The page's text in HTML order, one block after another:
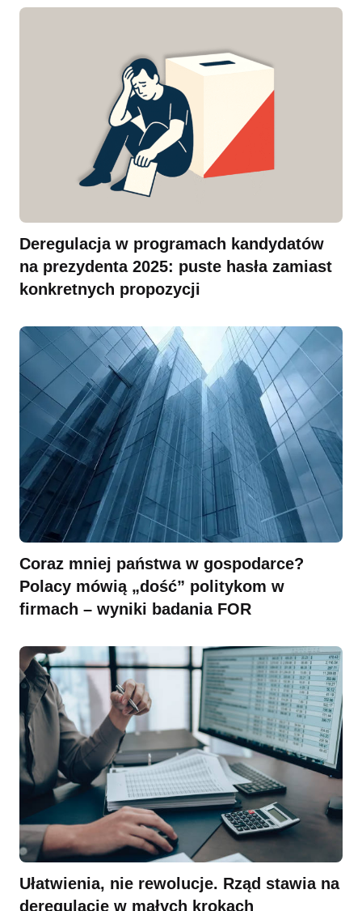
Deregulacja w programach kandydatów
na prezydenta 2025: puste hasła zamiast
konkretnych propozycji
Coraz mniej państwa w gospodarce?
Polacy mówią „dość” politykom w
firmach – wyniki badania FOR
Ułatwienia, nie rewolucje. Rząd stawia na
deregulację w małych krokach